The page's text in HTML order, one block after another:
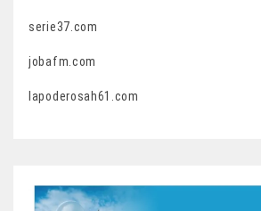
serie37.com
jobafm.com
lapoderosah61.com